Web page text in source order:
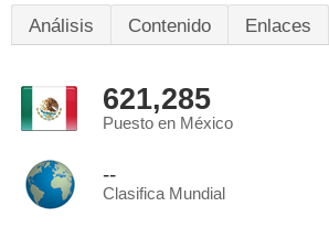
Análisis Contenido Enlaces
621,285
Puesto en México
--
Clasifica Mundial